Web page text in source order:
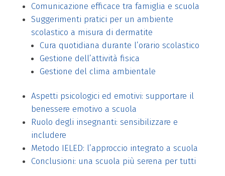
Comunicazione efficace tra famiglia e scuola
Suggerimenti pratici per un ambiente
scolastico a misura di dermatite
Cura quotidiana durante l’orario scolastico
Gestione dell’attività fisica
Gestione del clima ambientale
Aspetti psicologici ed emotivi: supportare il
benessere emotivo a scuola
Ruolo degli insegnanti: sensibilizzare e
includere
Metodo IELED: l’approccio integrato a scuola
Conclusioni: una scuola più serena per tutti